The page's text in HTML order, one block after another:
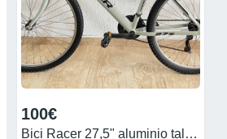
100€
Bici Racer 27,5" aluminio talla L